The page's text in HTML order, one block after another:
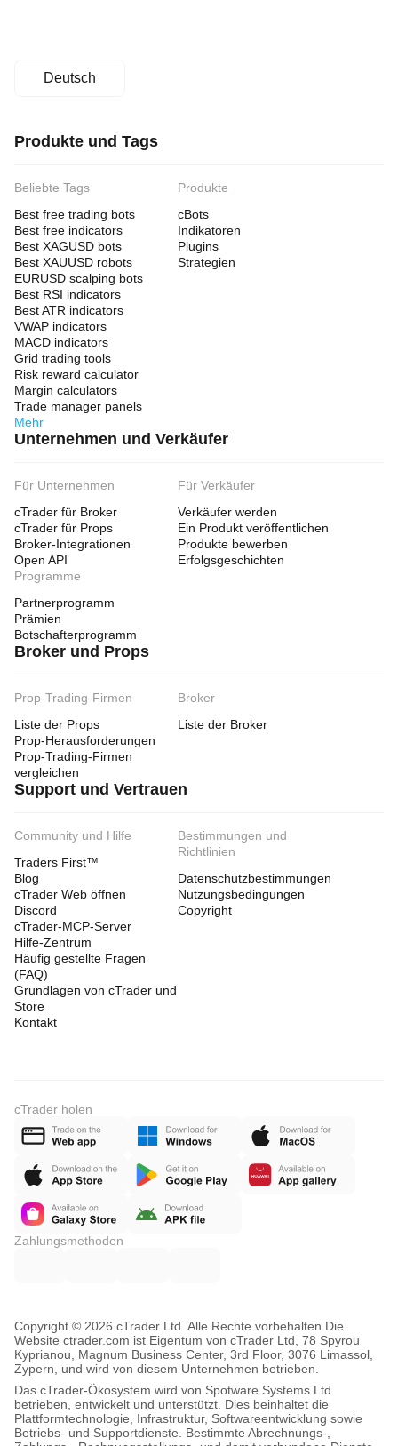
Deutsch
Produkte und Tags
Beliebte Tags
Best free trading bots
Best free indicators
Best XAGUSD bots
Best XAUUSD robots
EURUSD scalping bots
Best RSI indicators
Best ATR indicators
VWAP indicators
MACD indicators
Grid trading tools
Risk reward calculator
Margin calculators
Trade manager panels
Mehr
Produkte
cBots
Indikatoren
Plugins
Strategien
Unternehmen und Verkäufer
Für Unternehmen
cTrader für Broker
cTrader für Props
Broker-Integrationen
Open API
Für Verkäufer
Verkäufer werden
Ein Produkt veröffentlichen
Produkte bewerben
Erfolgsgeschichten
Programme
Partnerprogramm
Prämien
Botschafterprogramm
Broker und Props
Prop-Trading-Firmen
Liste der Props
Prop-Herausforderungen
Prop-Trading-Firmen
vergleichen
Broker
Liste der Broker
Support und Vertrauen
Community und Hilfe
Traders First™
Blog
cTrader Web öffnen
Discord
cTrader-MCP-Server
Hilfe-Zentrum
Häufig gestellte Fragen
(FAQ)
Grundlagen von cTrader und
Store
Kontakt
Bestimmungen und
Richtlinien
Datenschutzbestimmungen
Nutzungsbedingungen
Copyright
cTrader holen
Zahlungsmethoden
Copyright © 2026 cTrader Ltd. Alle Rechte vorbehalten. Die
Website ctrader.com ist Eigentum von cTrader Ltd, 78 Spyrou
Kyprianou, Magnum Business Center, 3rd Floor, 3076 Limassol,
Zypern, und wird von diesem Unternehmen betrieben.
Das cTrader-Ökosystem wird von Spotware Systems Ltd
betrieben, entwickelt und unterstützt. Dies beinhaltet die
Plattformtechnologie, Infrastruktur, Softwareentwicklung sowie
Betriebs- und Supportdienste. Bestimmte Abrechnungs-,